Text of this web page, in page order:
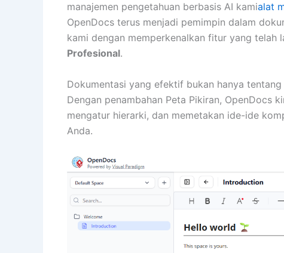
manajemen pengetahuan berbasis AI kamialat
OpenDocs terus menjadi pemimpin dalam
kami dengan memperkenalkan fitur yang telah
Profesional.
Dokumentasi yang efektif bukan hanya
Dengan penambahan Peta Pikiran, OpenDocs
mengatur hierarki, dan memetakan ide-ide
Anda.